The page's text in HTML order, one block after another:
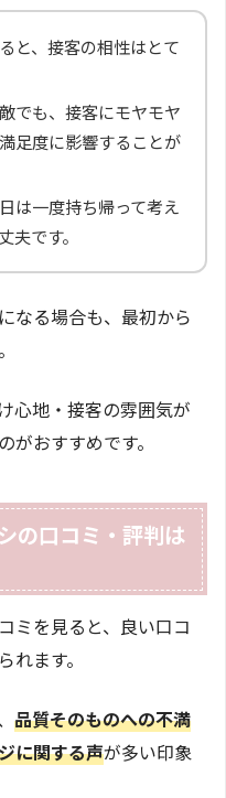
と、接客の相性はとて
でも、接客にモヤモヤ
足度に影響することが
は一度持ち帰って考え
夫です。
なる場合も、最初から
心地・接客の雰囲気が
おすすめです。
の口コミ・評判は
ミを見ると、良い口コ
ます。
品質そのものへの不満
に関する声が多い印象